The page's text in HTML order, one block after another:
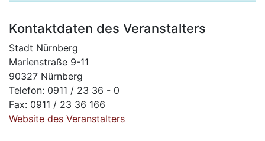
Kontaktdaten des Veranstalters
Stadt Nürnberg
Marienstraße 9-11
90327 Nürnberg
Telefon: 0911 / 23 36 - 0
Fax: 0911 / 23 36 166
Website des Veranstalters